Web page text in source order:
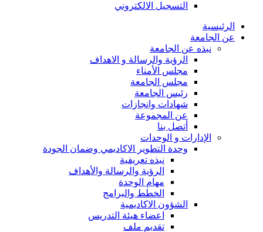
التسجيل الالكتروني
الرئيسية
عن الجامعة
نبذه عن الجامعة
الرؤية والرسالة و الاهداف
مجلس الأمناء
مجلس الجامعة
رئيس الجامعة
شهادات وانجازات
عن المجموعة
أتصل بنا
الإدارات و الوحدات
وحدة التطوير الاكاديمي وضمان الجودة
نبذه تعريفية
الرؤية والرسالة والأهداف
مهام الوحدة
الخطط والبرامج
الشؤون الاكاديمية
اعضاء هيئة التدريس
تقديم ملف